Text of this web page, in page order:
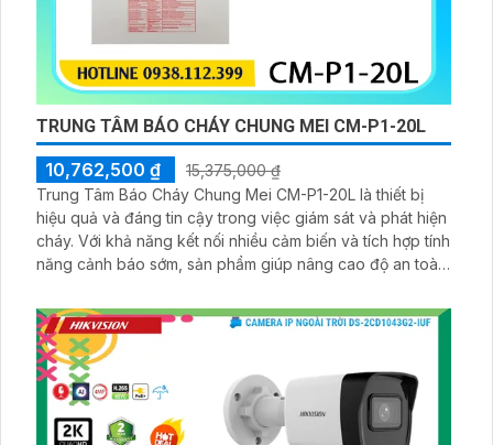
TRUNG TÂM BÁO CHÁY CHUNG MEI CM-P1-20L
10,762,500 ₫
15,375,000 ₫
Trung Tâm Báo Cháy Chung Mei CM-P1-20L là thiết bị
hiệu quả và đáng tin cậy trong việc giám sát và phát hiện
cháy. Với khả năng kết nối nhiều cảm biến và tích hợp tính
năng cảnh báo sớm, sản phẩm giúp nâng cao độ an toàn